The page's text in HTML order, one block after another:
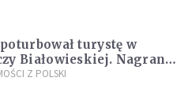
turystę w
Białowieskiej. Nagranie
myślenia
Z POLSKI